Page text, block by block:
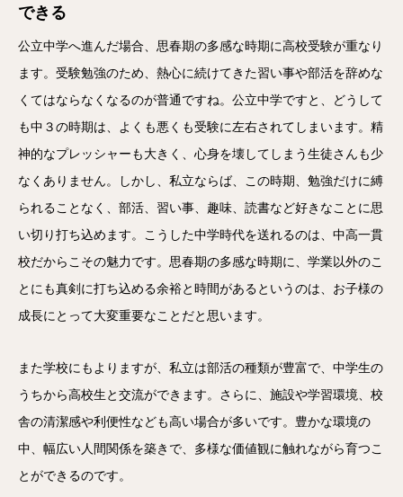
できる
公立中学へ進んだ場合、思春期の多感な時期に高校受験が重なり
ます。受験勉強のため、熱心に続けてきた習い事や部活を辞めな
くてはならなくなるのが普通ですね。公立中学ですと、どうして
も中３の時期は、よくも悪くも受験に左右されてしまいます。精
神的なプレッシャーも大きく、心身を壊してしまう生徒さんも少
なくありません。しかし、私立ならば、この時期、勉強だけに縛
られることなく、部活、習い事、趣味、読書など好きなことに思
い切り打ち込めます。こうした中学時代を送れるのは、中高一貫
校だからこその魅力です。思春期の多感な時期に、学業以外のこ
とにも真剣に打ち込める余裕と時間があるというのは、お子様の
成長にとって大変重要なことだと思います。
また学校にもよりますが、私立は部活の種類が豊富で、中学生の
うちから高校生と交流ができます。さらに、施設や学習環境、校
舎の清潔感や利便性なども高い場合が多いです。豊かな環境の
中、幅広い人間関係を築きで、多様な価値観に触れながら育つこ
とができるのです。